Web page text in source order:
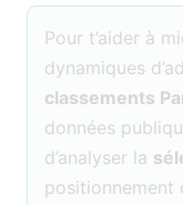
Pour t’aider à
dynamiques
classements
données
d’analyser la
positionnement